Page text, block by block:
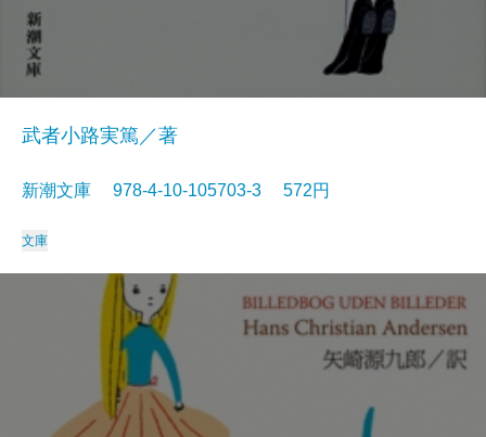
武者小路実篤／著
新潮文庫 978-4-10-105703-3 572円
文庫